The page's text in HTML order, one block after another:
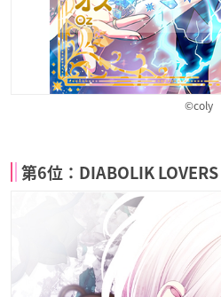
©coly
第6位：DIABOLIK